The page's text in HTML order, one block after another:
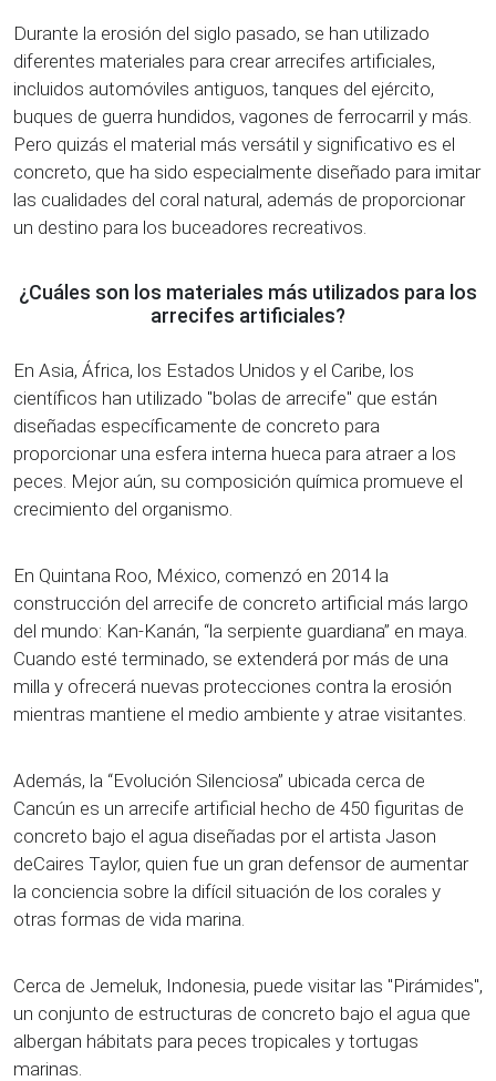
Durante la erosión del siglo pasado, se han utilizado
diferentes materiales para crear arrecifes artificiales,
incluidos automóviles antiguos, tanques del ejército,
buques de guerra hundidos, vagones de ferrocarril y más.
Pero quizás el material más versátil y significativo es el
concreto, que ha sido especialmente diseñado para imitar
las cualidades del coral natural, además de proporcionar
un destino para los buceadores recreativos.
¿Cuáles son los materiales más utilizados para los
arrecifes artificiales?
En Asia, África, los Estados Unidos y el Caribe, los
científicos han utilizado "bolas de arrecife" que están
diseñadas específicamente de concreto para
proporcionar una esfera interna hueca para atraer a los
peces. Mejor aún, su composición química promueve el
crecimiento del organismo.
En Quintana Roo, México, comenzó en 2014 la
construcción del arrecife de concreto artificial más largo
del mundo: Kan-Kanán, “la serpiente guardiana” en maya.
Cuando esté terminado, se extenderá por más de una
milla y ofrecerá nuevas protecciones contra la erosión
mientras mantiene el medio ambiente y atrae visitantes.
Además, la “Evolución Silenciosa” ubicada cerca de
Cancún es un arrecife artificial hecho de 450 figuritas de
concreto bajo el agua diseñadas por el artista Jason
deCaires Taylor, quien fue un gran defensor de aumentar
la conciencia sobre la difícil situación de los corales y
otras formas de vida marina.
Cerca de Jemeluk, Indonesia, puede visitar las "Pirámides",
un conjunto de estructuras de concreto bajo el agua que
albergan hábitats para peces tropicales y tortugas
marinas.